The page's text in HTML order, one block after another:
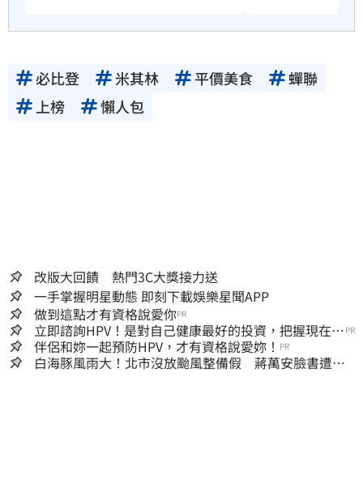
必比登 米其林 平價美食
蟬聯
上榜
懶人包
改版大回饋 熱門3C大獎接力送
一手掌握明星動態 即刻下載娛樂星聞APP
做到這點才有資格說愛你PR
立即諮詢HPV！是對自己健康最好的投資，把握現在不
嫌晚！
PR
伴侶和妳一起預防HPV，才有資格說愛妳！ PR
白海豚風雨大！北市沒放颱風整備假 蔣萬安臉書遭網